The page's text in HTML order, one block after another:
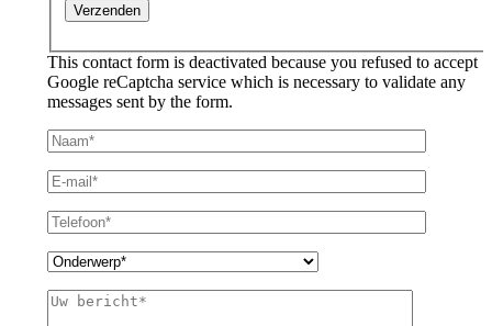
This contact form is deactivated because you refused to accept
Google reCaptcha service which is necessary to validate any
messages sent by the form.